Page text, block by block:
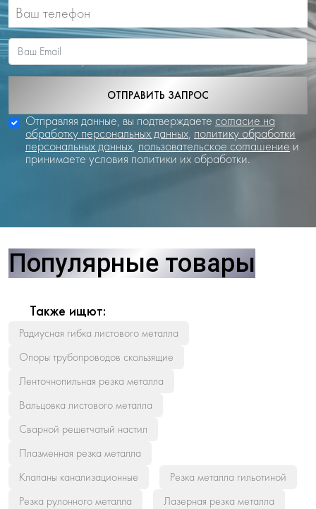
ОТПРАВИТЬ ЗАПРОС
Отправляя данные, вы подтверждаете согласие на
обработку персональных данных, политику обработки
персональных данных, пользовательское соглашение и
принимаете условия политики их обработки.
Популярные товары
Также ищют:
Радиусная гибка листового металла
Опоры трубопроводов скользящие
Ленточнопильная резка металла
Вальцовка листового металла
Сварной решетчатый настил
Плазменная резка металла
Клапаны канализационные
Резка металла гильотиной
Резка рулонного металла
Лазерная резка металла